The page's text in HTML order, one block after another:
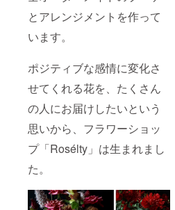
とアレンジメントを作って
います。
ポジティブな感情に変化さ
せてくれる花を、たくさん
の人にお届けしたいという
思いから、フラワーショッ
プ「Rosélty」は生まれまし
た。